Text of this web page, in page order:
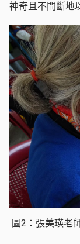
神奇且不間斷地
圖2：張美瑛老